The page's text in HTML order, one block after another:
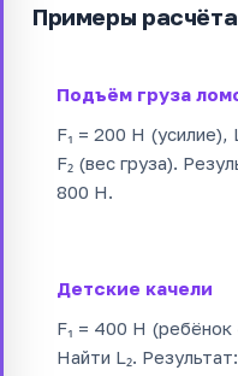
Примеры расчёта
Подъём груза
F₁ = 200 Н (усилие),
F₂ (вес груза).
800 Н.
Детские качели
F₁ = 400 Н (ребёнок
Найти L₂.